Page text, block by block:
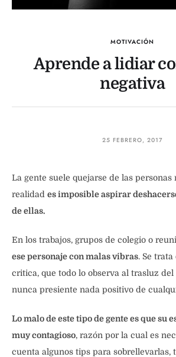
MOTIVACIÓN
Aprende a lidiar
negativa
25 FEBRERO, 2017
La gente suele quejarse de las personas
realidad es imposible aspirar
de ellas.
En los trabajos, grupos de colegio o
ese personaje con malas vibras. Se
critica, que todo lo observa al trasluz
nunca presiente nada positivo de
Lo malo de este tipo de gente es que su
muy contagioso, razón por la cual es
cuenta algunos tips para sobrellevarlas,